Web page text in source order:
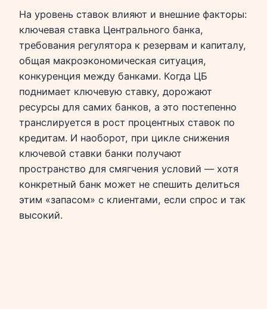
На уровень ставок влияют и внешние факторы:
ключевая ставка Центрального банка,
требования регулятора к резервам и капиталу,
общая макроэкономическая ситуация,
конкуренция между банками. Когда ЦБ
поднимает ключевую ставку, дорожают
ресурсы для самих банков, а это постепенно
транслируется в рост процентных ставок по
кредитам. И наоборот, при цикле снижения
ключевой ставки банки получают
пространство для смягчения условий — хотя
конкретный банк может не спешить делиться
этим «запасом» с клиентами, если спрос и так
высокий.